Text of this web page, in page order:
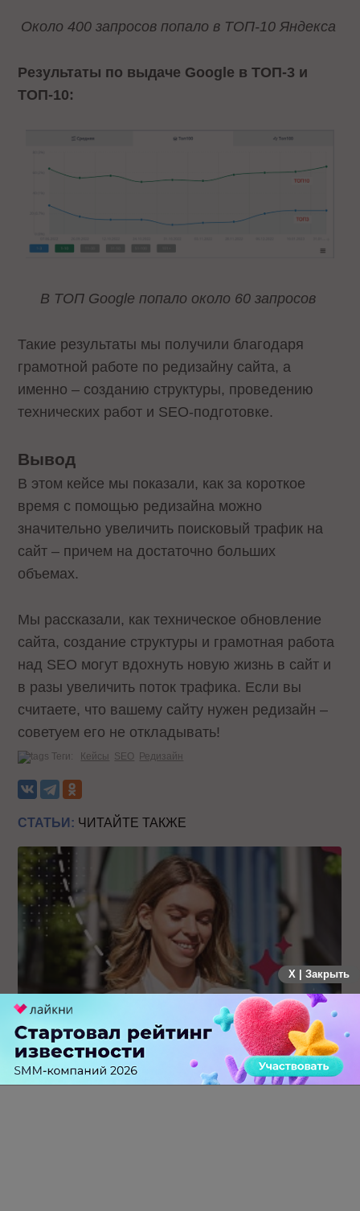
Около 400 запросов попало в ТОП-10 Яндекса
Результаты по выдаче Google в ТОП-3 и
ТОП-10:
В ТОП Google попало около 60 запросов
Такие результаты мы получили благодаря
грамотной работе по редизайну сайта, а
именно – созданию структуры, проведению
технических работ и SEO-подготовке.
Вывод
В этом кейсе мы показали, как за короткое
время с помощью редизайна можно
значительно увеличить поисковый трафик на
сайт – причем на достаточно больших
объемах.
Мы рассказали, как техническое обновление
сайта, создание структуры и грамотная работа
над SEO могут вдохнуть новую жизнь в сайт и
в разы увеличить поток трафика. Если вы
считаете, что вашему сайту нужен редизайн –
советуем его не откладывать!
Теги: Кейсы SEO Редизайн
СТАТЬИ: ЧИТАЙТЕ ТАКЖЕ
Каким брендам действительно нужны mobile push-
коммуникации, а для кого это – лишняя трата ресурсов
X | Закрыть